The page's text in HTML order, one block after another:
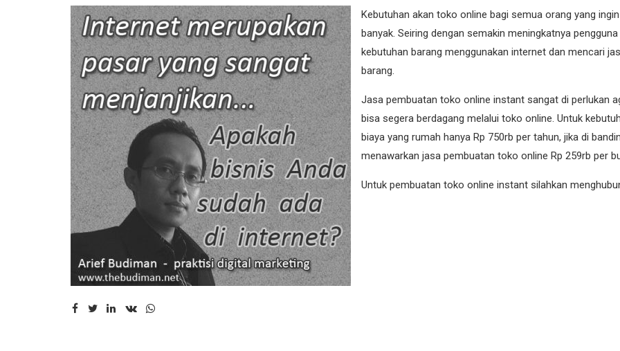
Kebutuhan akan toko online bagi semua orang yang
banyak. Seiring dengan semakin meningkatnya
kebutuhan barang menggunakan internet dan mencari
barang.
Jasa pembuatan toko online instant sangat di perlukan
bisa segera berdagang melalui toko online. Untuk
biaya yang rumah hanya Rp 750rb per tahun, jika di
menawarkan jasa pembuatan toko online Rp 259rb per
Untuk pembuatan toko online instant silahkan